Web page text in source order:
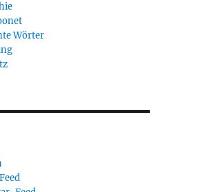
Wörter